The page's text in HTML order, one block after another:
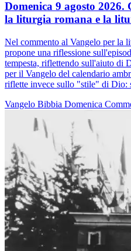
Domenica 9 agosto
la liturgia romana e la
Nel commento al Vangelo per la
propone una riflessione
tempesta, riflettendo sull'aiuto di
per il Vangelo del calendario
riflette invece sullo "stile" di Dio:
Vangelo Bibbia Domenica